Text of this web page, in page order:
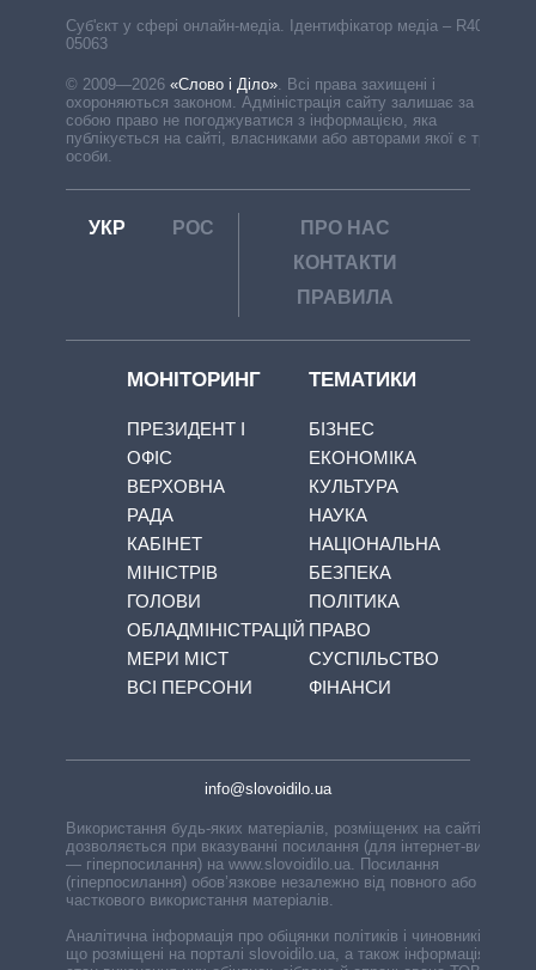
Cуб'єкт у сфері онлайн-медіа. Ідентифікатор медіа – R40-
05063
© 2009—2026 «Слово і Діло». Всі права захищені і
охороняються законом. Адміністрація сайту залишає за
собою право не погоджуватися з інформацією, яка
публікується на сайті, власниками або авторами якої є треті
особи.
УКР РОС
ПРО НАС
КОНТАКТИ
ПРАВИЛА
МОНІТОРИНГ
ПРЕЗИДЕНТ І
ОФІС
ВЕРХОВНА
РАДА
КАБІНЕТ
МІНІСТРІВ
ГОЛОВИ
ОБЛАДМІНІСТРАЦІЙ
МЕРИ МІСТ
ВСІ ПЕРСОНИ
ТЕМАТИКИ
БІЗНЕС
ЕКОНОМІКА
КУЛЬТУРА
НАУКА
НАЦІОНАЛЬНА
БЕЗПЕКА
ПОЛІТИКА
ПРАВО
СУСПІЛЬСТВО
ФІНАНСИ
info@slovoidilo.ua
Використання будь-яких матеріалів, розміщених на сайті,
дозволяється при вказуванні посилання (для інтернет-видань
— гіперпосилання) на www.slovoidilo.ua. Посилання
(гіперпосилання) обов’язкове незалежно від повного або
часткового використання матеріалів.
Аналітична інформація про обіцянки політиків і чиновників,
що розміщені на порталі slovoidilo.ua, а також інформація про